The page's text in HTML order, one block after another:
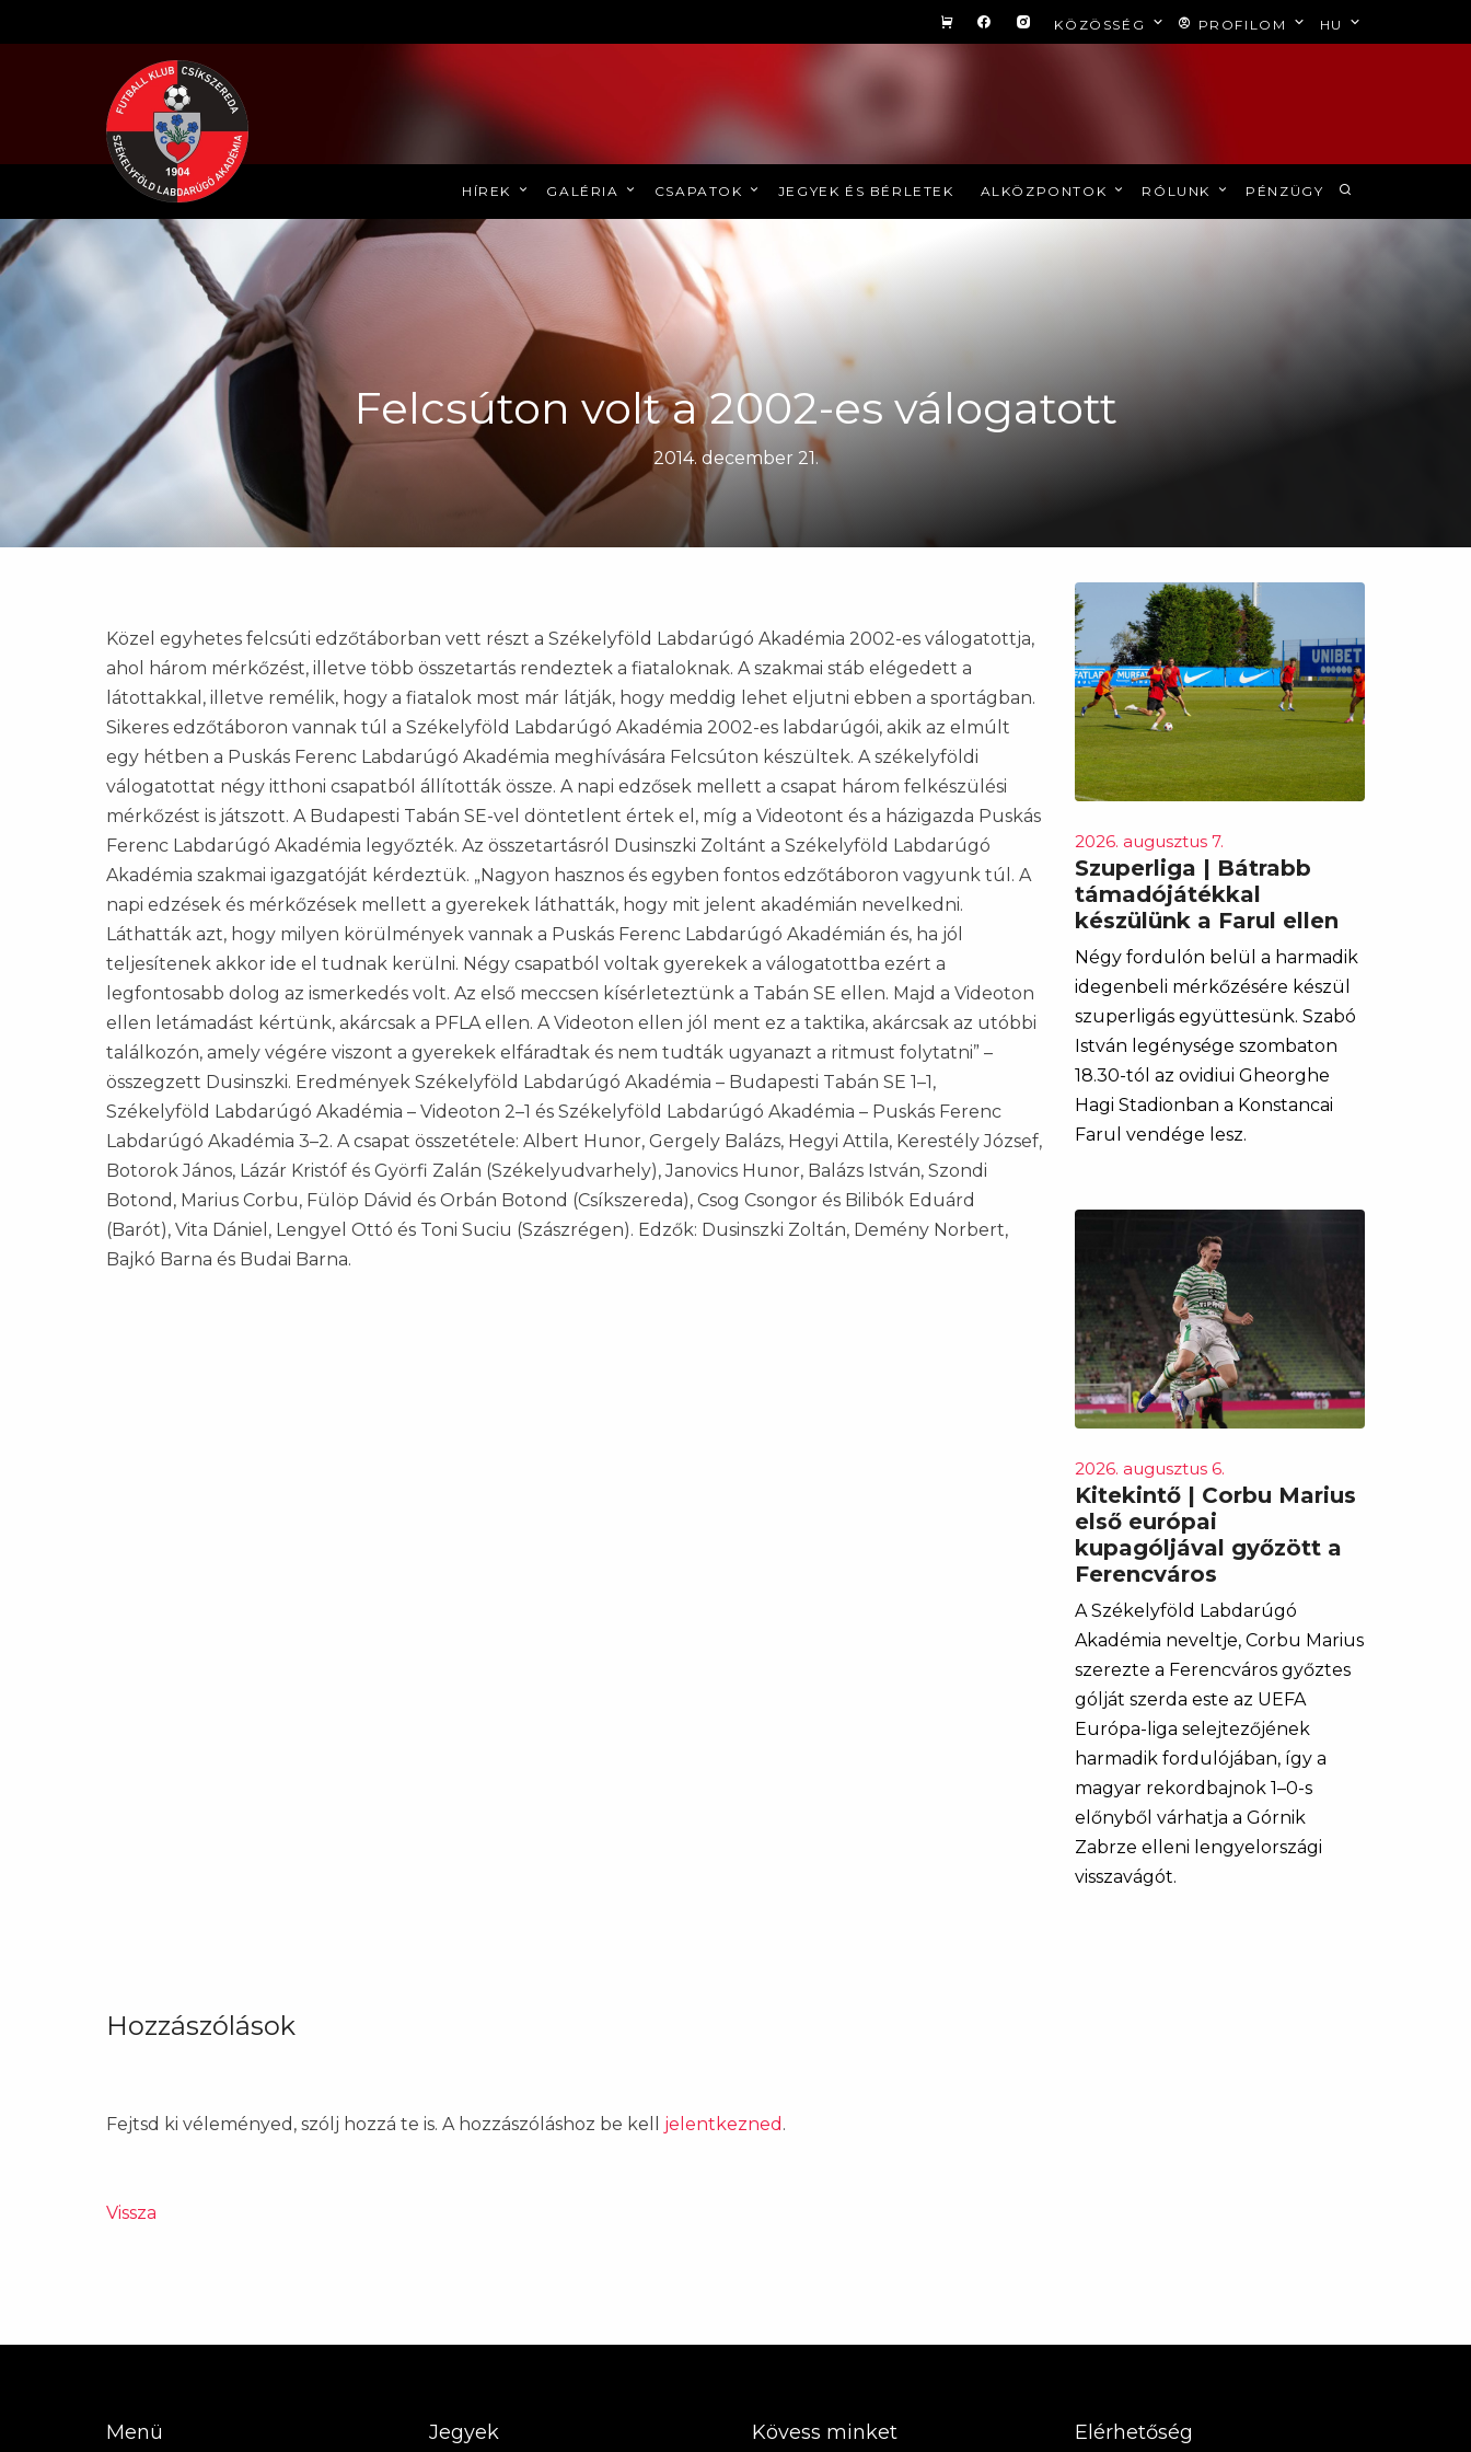
KÖZÖSSÉG PROFILOM HU
HÍREK GALÉRIA CSAPATOK JEGYEK ÉS BÉRLETEK ALKÖZPONTOK RÓLUNK PÉNZÜGY
Felcsúton volt a 2002-es válogatott
2014. december 21.
Közel egyhetes felcsúti edzőtáborban vett részt a Székelyföld Labdarúgó Akadémia 2002-es válogatottja,
ahol három mérkőzést, illetve több összetartás rendeztek a fiataloknak. A szakmai stáb elégedett a
látottakkal, illetve remélik, hogy a fiatalok most már látják, hogy meddig lehet eljutni ebben a sportágban.
Sikeres edzőtáboron vannak túl a Székelyföld Labdarúgó Akadémia 2002-es labdarúgói, akik az elmúlt
egy hétben a Puskás Ferenc Labdarúgó Akadémia meghívására Felcsúton készültek. A székelyföldi
válogatottat négy itthoni csapatból állították össze. A napi edzősek mellett a csapat három felkészülési
mérkőzést is játszott. A Budapesti Tabán SE-vel döntetlent értek el, míg a Videotont és a házigazda Puskás
Ferenc Labdarúgó Akadémia legyőzték. Az összetartásról Dusinszki Zoltánt a Székelyföld Labdarúgó
Akadémia szakmai igazgatóját kérdeztük. „Nagyon hasznos és egyben fontos edzőtáboron vagyunk túl. A
napi edzések és mérkőzések mellett a gyerekek láthatták, hogy mit jelent akadémián nevelkedni.
Láthatták azt, hogy milyen körülmények vannak a Puskás Ferenc Labdarúgó Akadémián és, ha jól
teljesítenek akkor ide el tudnak kerülni. Négy csapatból voltak gyerekek a válogatottba ezért a
legfontosabb dolog az ismerkedés volt. Az első meccsen kísérleteztünk a Tabán SE ellen. Majd a Videoton
ellen letámadást kértünk, akárcsak a PFLA ellen. A Videoton ellen jól ment ez a taktika, akárcsak az utóbbi
találkozón, amely végére viszont a gyerekek elfáradtak és nem tudták ugyanazt a ritmust folytatni” –
összegzett Dusinszki. Eredmények Székelyföld Labdarúgó Akadémia – Budapesti Tabán SE 1–1,
Székelyföld Labdarúgó Akadémia – Videoton 2–1 és Székelyföld Labdarúgó Akadémia – Puskás Ferenc
Labdarúgó Akadémia 3–2. A csapat összetétele: Albert Hunor, Gergely Balázs, Hegyi Attila, Kerestély József,
Botorok János, Lázár Kristóf és Györfi Zalán (Székelyudvarhely), Janovics Hunor, Balázs István, Szondi
Botond, Marius Corbu, Fülöp Dávid és Orbán Botond (Csíkszereda), Csog Csongor és Bilibók Eduárd
(Barót), Vita Dániel, Lengyel Ottó és Toni Suciu (Szászrégen). Edzők: Dusinszki Zoltán, Demény Norbert,
Bajkó Barna és Budai Barna.
2026. augusztus 7.
Szuperliga | Bátrabb
támadójátékkal
készülünk a Farul ellen
Négy fordulón belül a harmadik
idegenbeli mérkőzésére készül
szuperligás együttesünk. Szabó
István legénysége szombaton
18.30-tól az ovidiui Gheorghe
Hagi Stadionban a Konstancai
Farul vendége lesz.
2026. augusztus 6.
Kitekintő | Corbu Marius
első európai
kupagóljával győzött a
Ferencváros
A Székelyföld Labdarúgó
Akadémia neveltje, Corbu Marius
szerezte a Ferencváros győztes
gólját szerda este az UEFA
Európa-liga selejtezőjének
harmadik fordulójában, így a
magyar rekordbajnok 1–0-s
előnyből várhatja a Górnik
Zabrze elleni lengyelországi
visszavágót.
Hozzászólások
Fejtsd ki véleményed, szólj hozzá te is. A hozzászóláshoz be kell jelentkezned .
Vissza
Menü Jegyek Kövess minket Elérhetőség